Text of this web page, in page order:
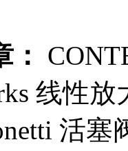
线性
活